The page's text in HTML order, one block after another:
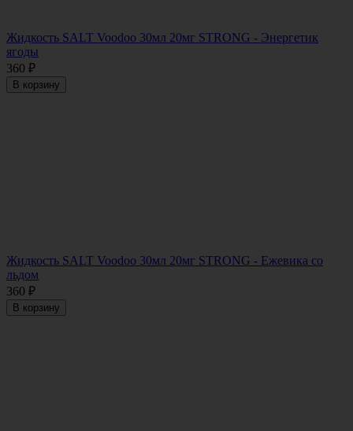
Жидкость SALT Voodoo 30мл 20мг STRONG - Энергетик
ягоды
360 ₽
В корзину
Жидкость SALT Voodoo 30мл 20мг STRONG - Ежевика со
льдом
360 ₽
В корзину